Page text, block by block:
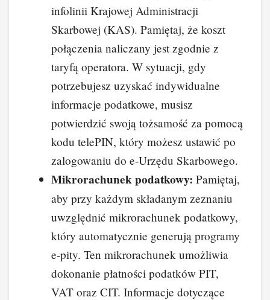
infolinii Krajowej Administracji
Skarbowej (KAS). Pamiętaj, że koszt
połączenia naliczany jest zgodnie z
taryfą operatora. W sytuacji, gdy
potrzebujesz uzyskać indywidualne
informacje podatkowe, musisz
potwierdzić swoją tożsamość za pomocą
kodu telePIN, który możesz ustawić po
zalogowaniu do e-Urzędu Skarbowego.
Mikrorachunek podatkowy: Pamiętaj,
aby przy każdym składanym zeznaniu
uwzględnić mikrorachunek podatkowy,
który automatycznie generują programy
e-pity. Ten mikrorachunek umożliwia
dokonanie płatności podatków PIT,
VAT oraz CIT. Informacje dotyczące